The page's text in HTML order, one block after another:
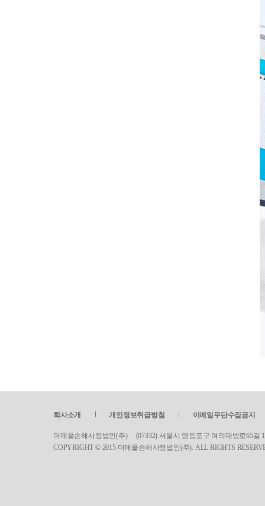
회사소개 개인정보취급방침 이메일무단수집금지
더애플손해사정법인(주) (07332) 서울시 영등포구 여의대방로65길
COPYRIGHT © 2015 더애플손해사정법인(주). ALL RIGHTS